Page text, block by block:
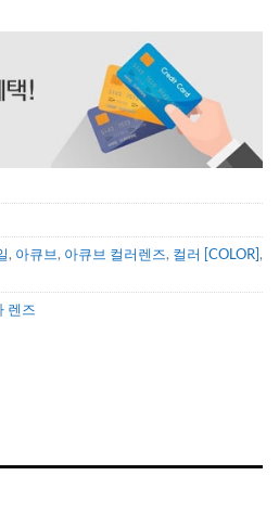
, 아큐브, 아큐브 컬러렌즈, 컬러 [COLOR],
렌즈